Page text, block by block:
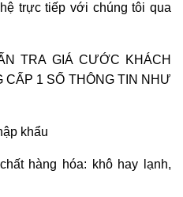
trực tiếp với chúng tôi qua
TRA GIÁ CƯỚC KHÁCH
CẤP 1 SỐ THÔNG TIN NHƯ
khẩu
hàng hóa: khô hay lạnh,